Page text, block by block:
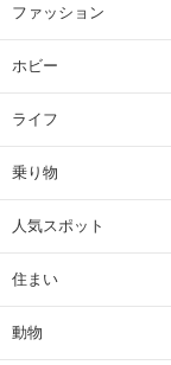
ファッション
ホビー
ライフ
乗り物
人気スポット
住まい
動物